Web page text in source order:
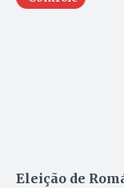
Eleição de